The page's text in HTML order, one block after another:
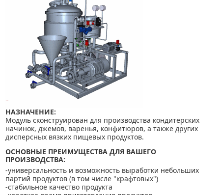
НАЗНАЧЕНИЕ:
Модуль сконструирован для производства кондитерских
начинок, джемов, варенья, конфитюров, а также других
дисперсных вязких пищевых продуктов.
ОСНОВНЫЕ ПРЕИМУЩЕСТВА ДЛЯ ВАШЕГО
ПРОИЗВОДСТВА:
-универсальность и возможность выработки небольших
партий продуктов (в том числе "крафтовых")
-стабильное качество продукта